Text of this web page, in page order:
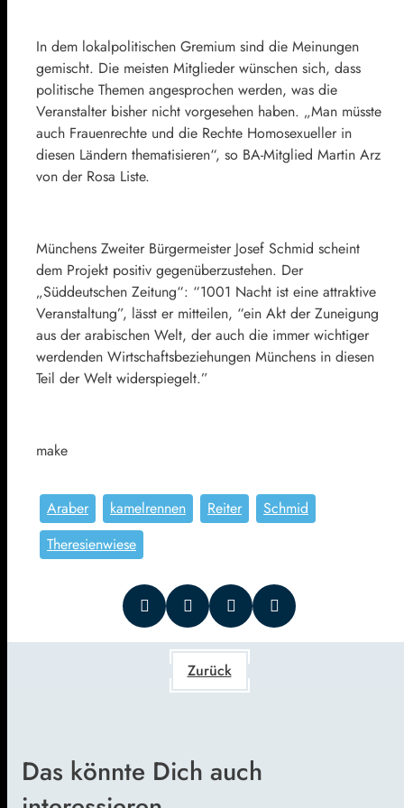
In dem lokalpolitischen Gremium sind die Meinungen
gemischt. Die meisten Mitglieder wünschen sich, dass
politische Themen angesprochen werden, was die
Veranstalter bisher nicht vorgesehen haben. „Man müsste
auch Frauenrechte und die Rechte Homosexueller in
diesen Ländern thematisieren“, so BA-Mitglied Martin Arz
von der Rosa Liste.
Münchens Zweiter Bürgermeister Josef Schmid scheint
dem Projekt positiv gegenüberzustehen. Der
„Süddeutschen Zeitung“: “1001 Nacht ist eine attraktive
Veranstaltung”, lässt er mitteilen, “ein Akt der Zuneigung
aus der arabischen Welt, der auch die immer wichtiger
werdenden Wirtschaftsbeziehungen Münchens in diesen
Teil der Welt widerspiegelt.”
make
Araber kamelrennen Reiter
Schmid
Theresienwiese
Zurück
Das könnte Dich auch